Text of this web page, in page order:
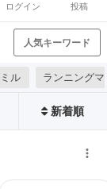
ログイン 投稿
人気キーワード
ル ランニング
新着順